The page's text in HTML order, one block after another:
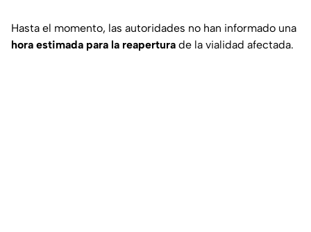
Hasta el momento, las autoridades no han informado una
hora estimada para la reapertura de la vialidad afectada.